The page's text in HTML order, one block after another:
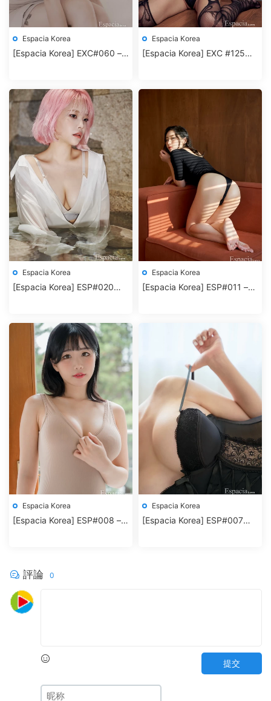
Espacia Korea
[Espacia Korea] EXC#060 –
Espacia Korea
[Espacia Korea] EXC #125
Espacia Korea
[Espacia Korea] ESP#020
Espacia Korea
[Espacia Korea] ESP#011 –
Espacia Korea
[Espacia Korea] ESP#008 –
Espacia Korea
[Espacia Korea] ESP#007
評論 0
提交